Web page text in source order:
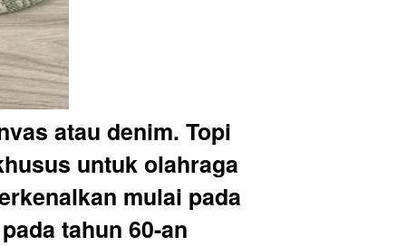
atau denim. Topi
untuk olahraga
mulai pada
tahun 60-an